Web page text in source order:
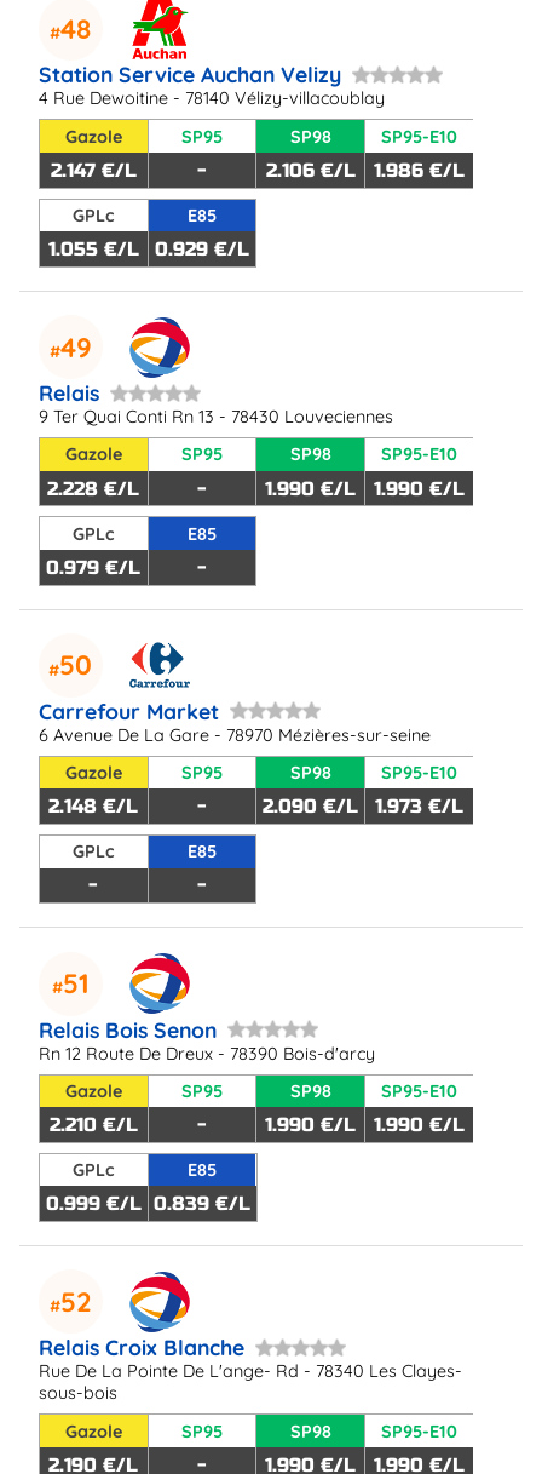
48
Station Service Auchan Velizy
4 Rue Dewoitine - 78140 Vélizy-villacoublay
Gazole
2.147 €/L
SP95
-
SP98
2.106 €/L
SP95-E10
1.986 €/L
GPLc
1.055 €/L
E85
0.929 €/L
49
Relais
9 Ter Quai Conti Rn 13 - 78430 Louveciennes
Gazole
2.228 €/L
SP95
-
SP98
1.990 €/L
SP95-E10
1.990 €/L
GPLc
0.979 €/L
E85
-
50
Carrefour Market
6 Avenue De La Gare - 78970 Mézières-sur-seine
Gazole
2.148 €/L
SP95
-
SP98
2.090 €/L
SP95-E10
1.973 €/L
GPLc
-
E85
-
51
Relais Bois Senon
Rn 12 Route De Dreux - 78390 Bois-d'arcy
Gazole
2.210 €/L
SP95
-
SP98
1.990 €/L
SP95-E10
1.990 €/L
GPLc
0.999 €/L
E85
0.839 €/L
52
Relais Croix Blanche
Rue De La Pointe De L'ange- Rd - 78340 Les Clayes-
sous-bois
Gazole
2.190 €/L
SP95
-
SP98
1.990 €/L
SP95-E10
1.990 €/L